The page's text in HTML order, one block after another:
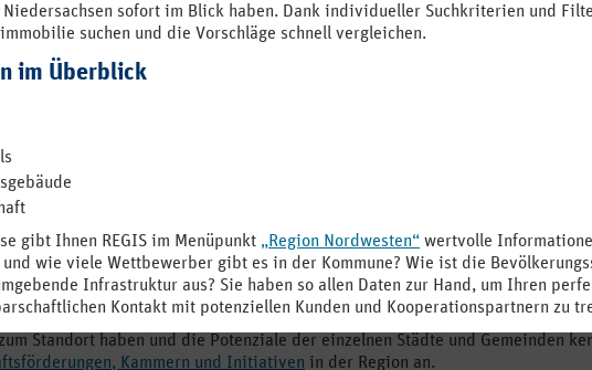
sofort im Blick haben. Dank individueller Suchkriterien und
suchen und die Vorschläge schnell vergleichen.
im Überblick
gibt Ihnen REGIS im Menüpunkt „Region Nordwesten“ wertvolle
und wie viele Wettbewerber gibt es in der Kommune? Wie ist die
Infrastruktur aus? Sie haben so allen Daten zur Hand, um Ihren
Kontakt mit potenziellen Kunden und Kooperationspartnern zu
Standort haben und die Potenziale der einzelnen Städte und Gemeinden
Kammern und Initiativen in der Region an.